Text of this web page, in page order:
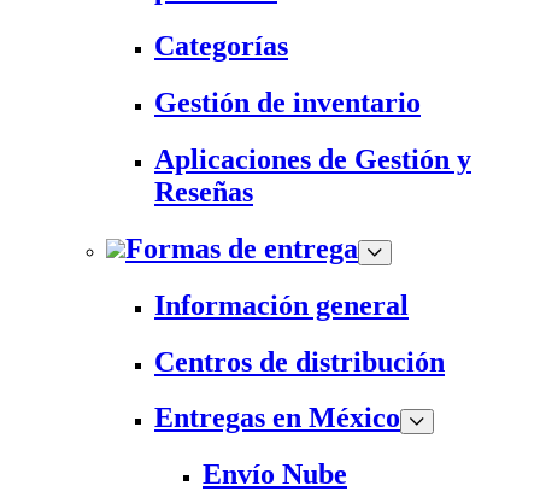
Categorías
Gestión de inventario
Aplicaciones de Gestión y
Reseñas
Formas de entrega
Información general
Centros de distribución
Entregas en México
Envío Nube